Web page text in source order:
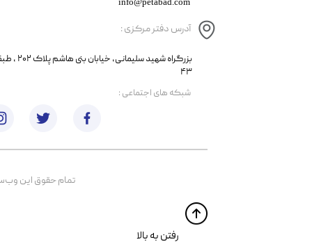
آدرس دفتر مرکزی :
​​بزرگراه شهید
۴۳
تمام حقوق اين
​​رفتن به بالا
​شبکه های اجتماعی :